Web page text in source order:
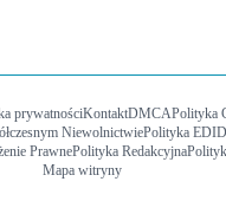
prywatnościKontaktDMCAPolityka
NiewolnictwiePolityka EDI
PrawnePolityka Redakcyjna
Mapa witryny